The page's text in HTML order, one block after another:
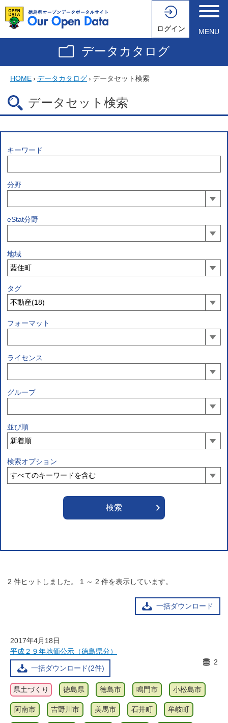
ログイン MENU
データカタログ
HOME› データカタログ› データセット検索
データセット検索
キーワード
分野
eStat分野
地域
タグ
フォーマット
ライセンス
グループ
並び順
検索オプション
2 件ヒットしました。 1 ～ 2 件を表示しています。
一括ダウンロード
2017年4月18日
平成２９年地価公示（徳島県分）
一括ダウンロード(2件)
2
県土づくり 徳島県 徳島市 鳴門市 小松島市
阿南市 吉野川市 美馬市 石井町 牟岐町